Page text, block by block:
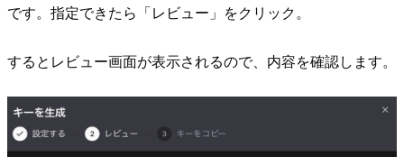
です。指定できたら「レビュー」をクリック。
するとレビュー画面が表示されるので、内容を確認します。